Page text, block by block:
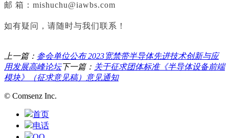
邮 箱：mishuchu@iawbs.com
如有疑问，请随时与我们联系！
上一篇： 参会单位公布 2023宽禁带半导体先进技术创新与应
用发展高峰论坛下一篇： 关于征求团体标准《半导体设备前端
模块》（征求意见稿）意见通知
© Comsenz Inc.
首页
电话